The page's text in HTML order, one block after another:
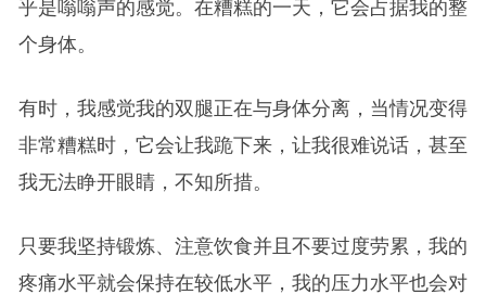
乎是嗡嗡声的感觉。在糟糕的一天，它会占据我的整
个身体。
有时，我感觉我的双腿正在与身体分离，当情况变得
非常糟糕时，它会让我跪下来，让我很难说话，甚至
我无法睁开眼睛，不知所措。
只要我坚持锻炼、注意饮食并且不要过度劳累，我的
疼痛水平就会保持在较低水平，我的压力水平也会对